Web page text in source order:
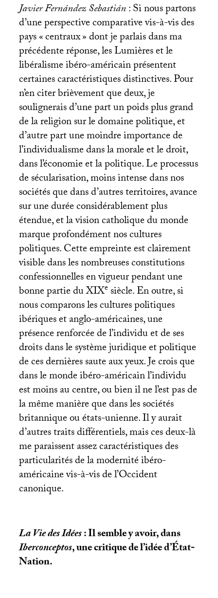
Javier Fernández Sebastián: Si nous partons
d’une perspective comparative vis-à-vis des
pays «centraux» dont je parlais dans ma
précédente réponse, les Lumières et le
libéralisme ibéro-américain présentent
certaines caractéristiques distinctives. Pour
n’en citer brièvement que deux, je
soulignerais d’une part un poids plus grand
de la religion sur le domaine politique, et
d’autre part une moindre importance de
l’individualisme dans la morale et le droit,
dans l’économie et la politique. Le processus
de sécularisation, moins intense dans nos
sociétés que dans d’autres territoires, avance
sur une durée considérablement plus
étendue, et la vision catholique du monde
marque profondément nos cultures
politiques. Cette empreinte est clairement
visible dans les nombreuses constitutions
confessionnelles en vigueur pendant une
bonne partie duXIXesiècle. En outre, si
nous comparons les cultures politiques
ibériques et anglo-américaines, une
présence renforcée de l’individu et de ses
droits dans le système juridique et politique
de ces dernières saute aux yeux. Je crois que
dans le monde ibéro-américain l’individu
est moins au centre, ou bien il ne l’est pas de
la même manière que dans les sociétés
britannique ou états-unienne. Il y aurait
d’autres traits différentiels, mais ces deux-là
me paraissent assez caractéristiques des
particularités de la modernité ibéro-
américaine vis-à-vis de l’Occident
canonique.
La Vie des Idées: Il semble y avoir, dans
Iberconceptos, une critique de l’idée d’État-
Nation.